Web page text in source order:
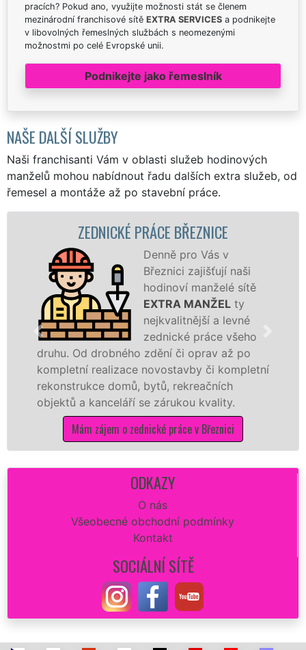
pracích? Pokud ano, využijte možnosti stát se členem
mezinárodní franchisové sítě EXTRA SERVICES a podnikejte
v libovolných řemeslných službách s neomezenými
možnostmi po celé Evropské unii.
Podnikejte jako řemeslník
NAŠE DALŠÍ SLUŽBY
Naši franchisanti Vám v oblasti služeb hodinových
manželů mohou nabídnout řadu dalších extra služeb, od
řemesel a montáže až po stavební práce.
ZEDNICKÉ PRÁCE BŘEZNICE
Denně pro Vás v
Březnici zajišťují naši
hodinoví manželé sítě
EXTRA MANŽEL ty
nejkvalitnější a levné
zednické práce všeho
Od drobného zdění či oprav až po
realizace novostavby či kompletní
domů, bytů, rekreačních
a kanceláří se zárukou kvality.
Mám zájem o zednické práce v Březnici
ODKAZY
O nás
Všeobecné obchodní podmínky
Kontakt
SOCIÁLNÍ SÍTĚ